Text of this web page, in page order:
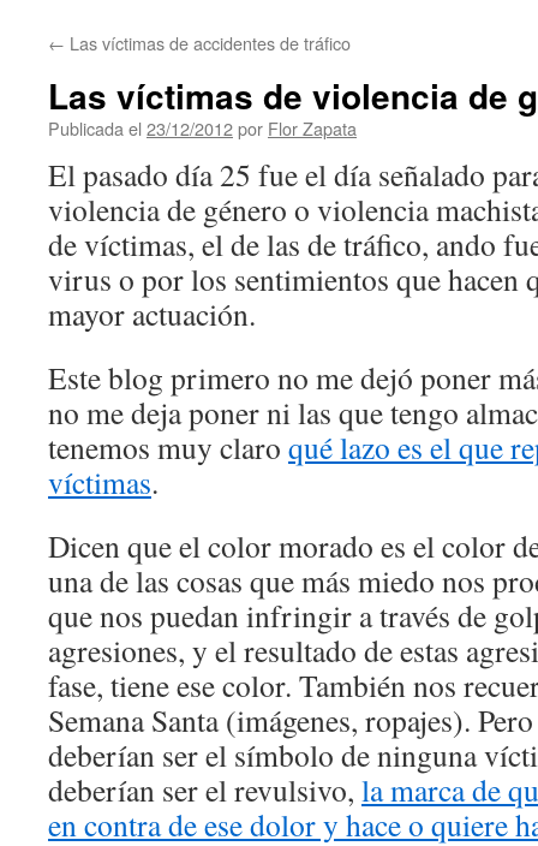
← Las víctimas de accidentes de tráfico
Las víctimas de violencia de
Publicada el 23/12/2012por Flor Zapata
El pasado día 25 fue el día señalado
violencia de género o violencia
de víctimas, el de las de tráfico, ando
virus o por los sentimientos que hacen
mayor actuación.
Este blog primero no me dejó poner
no me deja poner ni las que tengo
tenemos muy claro qué lazo es el que
víctimas.
Dicen que el color morado es el color
una de las cosas que más miedo nos
que nos puedan infringir a través de
agresiones, y el resultado de estas
fase, tiene ese color. También nos
Semana Santa (imágenes, ropajes).
deberían ser el símbolo de ninguna
deberían ser el revulsivo, la marca de
en contra de ese dolor y hace o quiere